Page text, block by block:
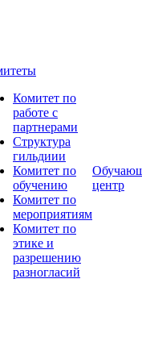
Комитет по
работе с
партнерами
Структура
гильдиии
Комитет по
обучению
Комитет по
мероприятиям
Комитет по
этике и
разрешению
разногласий
центр